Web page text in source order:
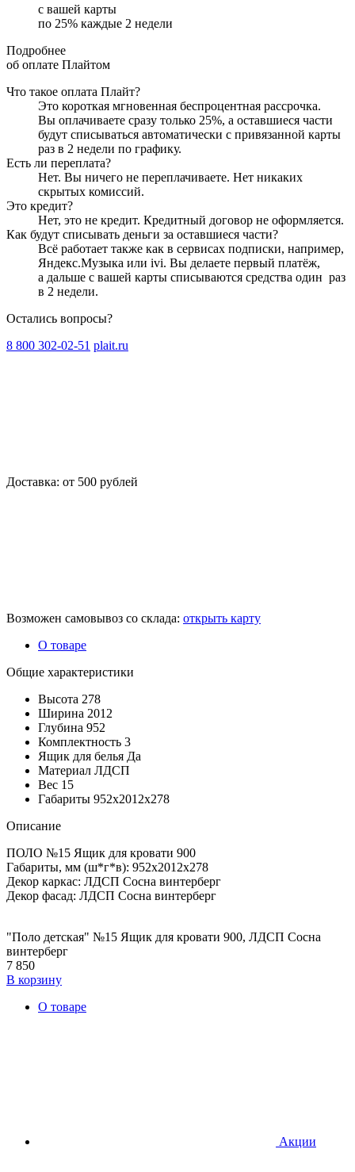
с вашей карты
по 25% каждые 2 недели
Подробнее
об оплате Плайтом
Что такое оплата Плайт?
Это короткая мгновенная беспроцентная рассрочка.
Вы оплачиваете сразу только 25%, а оставшиеся части
будут списываться автоматически с привязанной карты
раз в 2 недели по графику.
Есть ли переплата?
Нет. Вы ничего не переплачиваете. Нет никаких
скрытых комиссий.
Это кредит?
Нет, это не кредит. Кредитный договор не оформляется.
Как будут списывать деньги за оставшиеся части?
Всё работает также как в сервисах подписки, например,
Яндекс.Музыка или ivi. Вы делаете первый платёж,
а дальше с вашей карты списываются средства один раз
в 2 недели.
Остались вопросы?
8 800 302-02-51 plait.ru
Доставка: от 500 рублей
Возможен самовывоз со склада: открыть карту
О товаре
Общие характеристики
Высота 278
Ширина 2012
Глубина 952
Комплектность 3
Ящик для белья Да
Материал ЛДСП
Вес 15
Габариты 952х2012х278
Описание
ПОЛО №15 Ящик для кровати 900
Габариты, мм (ш*г*в): 952х2012х278
Декор каркас: ЛДСП Сосна винтерберг
Декор фасад: ЛДСП Сосна винтерберг
"Поло детская" №15 Ящик для кровати 900, ЛДСП Сосна
винтерберг
7 850
В корзину
О товаре
Акции